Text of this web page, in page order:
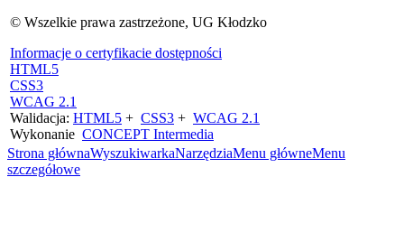
© Wszelkie prawa zastrzeżone, UG Kłodzko
Informacje o certyfikacie dostępności
HTML5
CSS3
WCAG 2.1
Walidacja: HTML5 + CSS3 + WCAG 2.1
Wykonanie CONCEPT Intermedia
Strona głównaWyszukiwarkaNarzędziaMenu główneMenu
szczegółowe